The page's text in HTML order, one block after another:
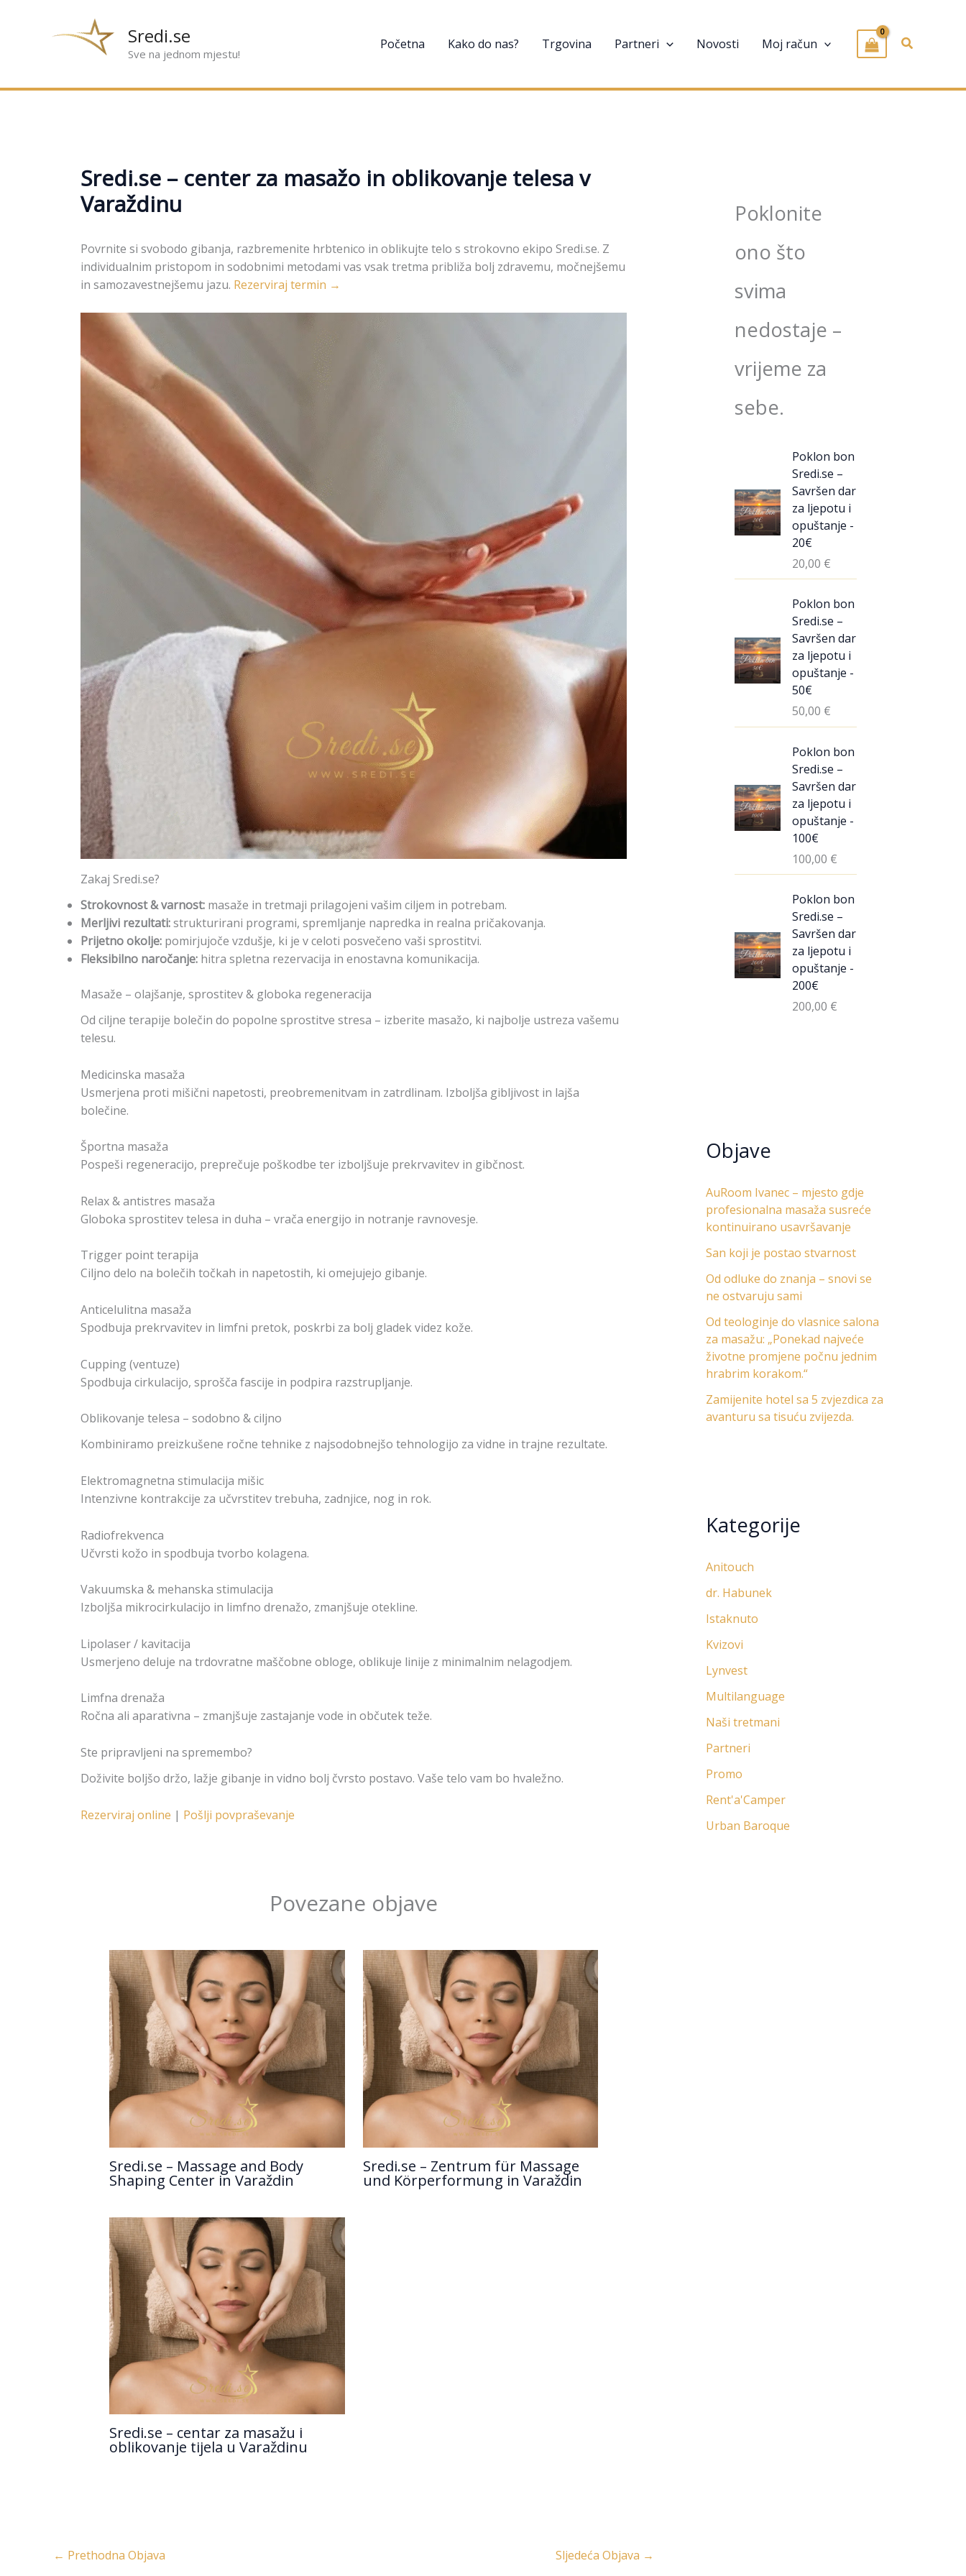
Sredi.se
Sve na jednom mjestu!
Početna Kako do nas? Trgovina Partneri Novosti Moj račun
Sredi.se – center za masažo in oblikovanje telesa v
Varaždinu
Povrnite si svobodo gibanja, razbremenite hrbtenico in oblikujte telo s strokovno ekipo Sredi.se. Z
individualnim pristopom in sodobnimi metodami vas vsak tretma približa bolj zdravemu, močnejšemu
in samozavestnejšemu jazu. Rezerviraj termin →
Zakaj Sredi.se?
Strokovnost & varnost: masaže in tretmaji prilagojeni vašim ciljem in potrebam.
Merljivi rezultati:strukturirani programi, spremljanje napredka in realna pričakovanja.
Prijetno okolje: pomirjujoče vzdušje, ki je v celoti posvečeno vaši sprostitvi.
Fleksibilno naročanje: hitra spletna rezervacija in enostavna komunikacija.
Masaže – olajšanje, sprostitev & globoka regeneracija
Od ciljne terapije bolečin do popolne sprostitve stresa – izberite masažo, ki najbolje ustreza vašemu
telesu.
Medicinska masaža
Usmerjena proti mišični napetosti, preobremenitvam in zatrdlinam. Izboljša gibljivost in lajša
bolečine.
Športna masaža
Pospeši regeneracijo, preprečuje poškodbe ter izboljšuje prekrvavitev in gibčnost.
Relax & antistres masaža
Globoka sprostitev telesa in duha – vrača energijo in notranje ravnovesje.
Trigger point terapija
Ciljno delo na bolečih točkah in napetostih, ki omejujejo gibanje.
Anticelulitna masaža
Spodbuja prekrvavitev in limfni pretok, poskrbi za bolj gladek videz kože.
Cupping (ventuze)
Spodbuja cirkulacijo, sprošča fascije in podpira razstrupljanje.
Oblikovanje telesa – sodobno & ciljno
Kombiniramo preizkušene ročne tehnike z najsodobnejšo tehnologijo za vidne in trajne rezultate.
Elektromagnetna stimulacija mišic
Intenzivne kontrakcije za učvrstitev trebuha, zadnjice, nog in rok.
Radiofrekvenca
Učvrsti kožo in spodbuja tvorbo kolagena.
Vakuumska & mehanska stimulacija
Izboljša mikrocirkulacijo in limfno drenažo, zmanjšuje otekline.
Lipolaser / kavitacija
Usmerjeno deluje na trdovratne maščobne obloge, oblikuje linije z minimalnim nelagodjem.
Limfna drenaža
Ročna ali aparativna – zmanjšuje zastajanje vode in občutek teže.
Ste pripravljeni na spremembo?
Doživite boljšo držo, lažje gibanje in vidno bolj čvrsto postavo. Vaše telo vam bo hvaležno.
Rezerviraj online | Pošlji povpraševanje
Povezane objave
Sredi.se – Massage and Body
Shaping Center in Varaždin
Sredi.se – Zentrum für Massage
und Körperformung in Varaždin
Sredi.se – centar za masažu i
oblikovanje tijela u Varaždinu
← Prethodna Objava Sljedeća Objava →
Poklonite
ono što
svima
nedostaje –
vrijeme za
sebe.
Poklon bon
Sredi.se –
Savršen dar
za ljepotu i
opuštanje -
20€
20,00 €
Poklon bon
Sredi.se –
Savršen dar
za ljepotu i
opuštanje -
50€
50,00 €
Poklon bon
Sredi.se –
Savršen dar
za ljepotu i
opuštanje -
100€
100,00 €
Poklon bon
Sredi.se –
Savršen dar
za ljepotu i
opuštanje -
200€
200,00 €
Objave
AuRoom Ivanec – mjesto gdje
profesionalna masaža susreće
kontinuirano usavršavanje
San koji je postao stvarnost
Od odluke do znanja – snovi se
ne ostvaruju sami
Od teologinje do vlasnice salona
za masažu: „Ponekad najveće
životne promjene počnu jednim
hrabrim korakom.“
Zamijenite hotel sa 5 zvjezdica za
avanturu sa tisuću zvijezda.
Kategorije
Anitouch
dr. Habunek
Istaknuto
Kvizovi
Lynvest
Multilanguage
Naši tretmani
Partneri
Promo
Rent'a'Camper
Urban Baroque